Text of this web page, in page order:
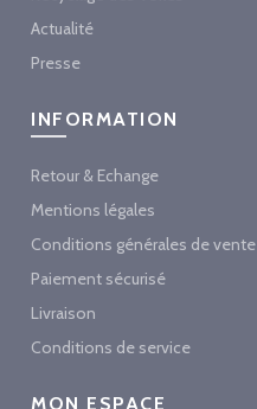
Actualité
Presse
INFORMATION
Retour & Echange
Mentions légales
Conditions générales de vente
Paiement sécurisé
Livraison
Conditions de service
MON ESPACE